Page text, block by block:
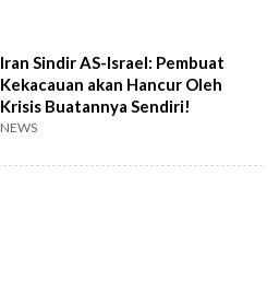
Iran Sindir AS-Israel: Pembuat
Kekacauan akan Hancur Oleh
Krisis Buatannya Sendiri!
NEWS